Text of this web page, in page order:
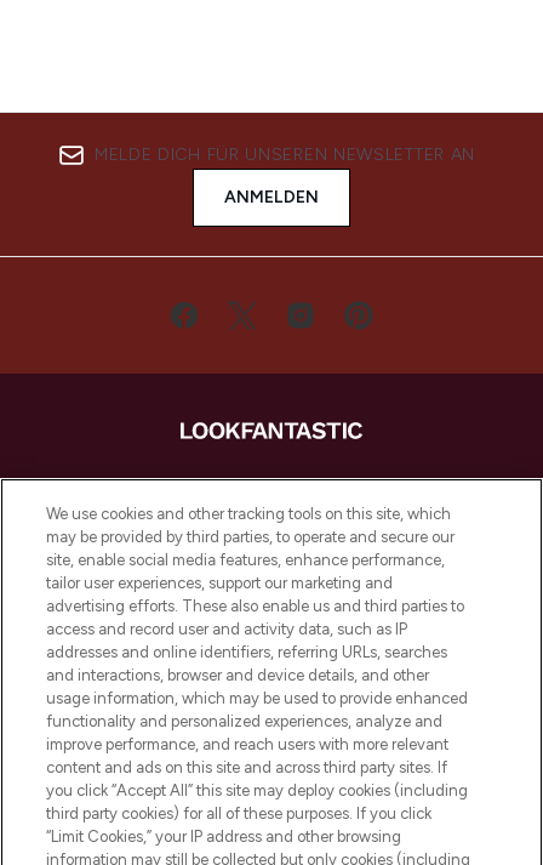
MELDE DICH FÜR UNSEREN NEWSLETTER AN
ANMELDEN
LOOKFANTASTIC ist Europas ultimativer
Beauty-Onlineshop mit den besten
Produkten aus Haut- und Haarpflege
sowie Make-Up von über 200
renommierten Marken. Shoppe online
oder über die App mit kostenloser
Lieferung ab einem Einkaufswert von 30€.
Cookie-Einwilligung
Do Not Sell or Share My Personal
Information
HILFE & INFORMATION
We use cookies and other tracking tools on this site, which
may be provided by third parties, to operate and secure our
site, enable social media features, enhance performance,
tailor user experiences, support our marketing and
advertising efforts. These also enable us and third parties to
access and record user and activity data, such as IP
addresses and online identifiers, referring URLs, searches
and interactions, browser and device details, and other
usage information, which may be used to provide enhanced
functionality and personalized experiences, analyze and
improve performance, and reach users with more relevant
content and ads on this site and across third party sites. If
you click “Accept All” this site may deploy cookies (including
third party cookies) for all of these purposes. If you click
“Limit Cookies,” your IP address and other browsing
information may still be collected but only cookies (including